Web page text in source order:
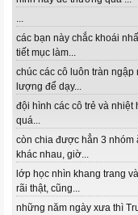
...
các bạn này chắc khoái
tiết mục làm...
chúc các cô luôn tràn ngập
lượng để dạy...
đội hình các cô trẻ và nhiệt
quá...
còn chia được hẳn 3 nhóm
khác nhau, giờ...
lớp học nhìn khang trang
rãi thật, cũng...
những năm ngày xưa thì